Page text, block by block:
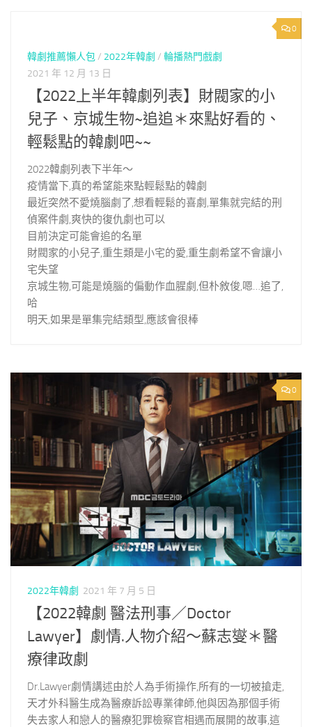
0
韓劇推薦懶人包/ 2022年韓劇 / 輪播熱門戲劇
2021 年 12 月 13 日
【2022上半年韓劇列表】財閥家的小
兒子、京城生物~追追＊來點好看的、
輕鬆點的韓劇吧~~
2022韓劇列表下半年～
疫情當下,真的希望能來點輕鬆點的韓劇
最近突然不愛燒腦劇了,想看輕鬆的喜劇,單集就完結的刑
偵案件劇,爽快的復仇劇也可以
目前決定可能會追的名單
財閥家的小兒子,重生類是小宅的愛,重生劇希望不會讓小
宅失望
京城生物,可能是燒腦的偏動作血腥劇,但朴敘俊,嗯…追了,
哈
明天,如果是單集完結類型,應該會很棒
0
2022年韓劇 2021 年 7 月 5 日
【2022韓劇 醫法刑事／Doctor
Lawyer】劇情.人物介紹～蘇志燮＊醫
療律政劇
Dr.Lawyer劇情講述由於人為手術操作,所有的一切被搶走,
天才外科醫生成為醫療訴訟專業律師,他與因為那個手術
失去家人和戀人的醫療犯罪檢察官相遇而展開的故事,這